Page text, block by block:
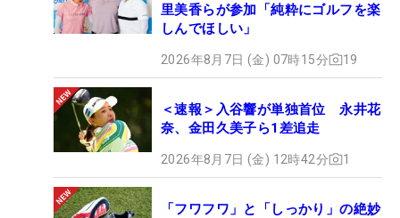
里美香らが参加「純粋にゴルフを楽
しんでほしい」
2026年8月7日 (金) 07時15分 19
＜速報＞入谷響が単独首位 永井花
奈、金田久美子ら1差追走
2026年8月7日 (金) 12時42分 1
「フワフワ」と「しっかり」の絶妙